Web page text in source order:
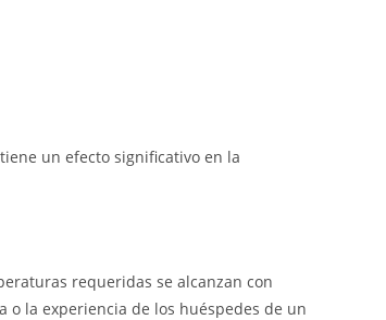
un efecto significativo en la
requeridas se alcanzan con
la experiencia de los huéspedes de un